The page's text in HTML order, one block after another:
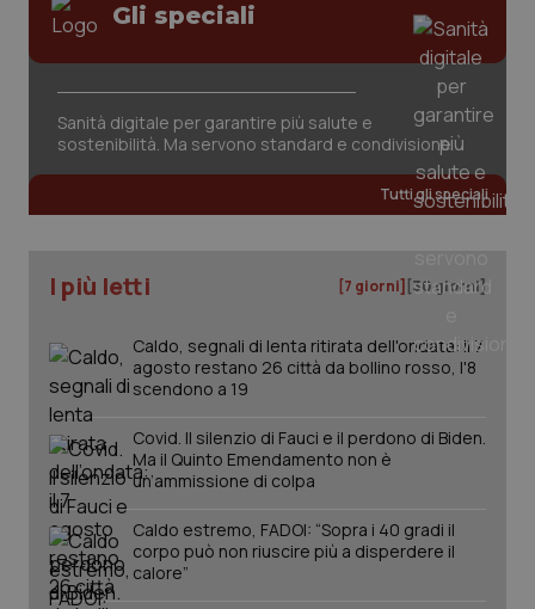
Umbria
Veneto
Oftalmologia
Oncoematologia
Quotidiano Chirurgia
Quotidiano Oncologia
Quotidiano Pediatria
Rene & patologie urogenitali
Gli speciali
Sanità digitale per garantire più salute e
sostenibilità. Ma servono standard e condivisione
Tutti gli speciali
I più letti [7 giorni] [30 giorni]
Caldo, segnali di lenta ritirata dell'ondata: il 7
agosto restano 26 città da bollino rosso, l'8
scendono a 19
Covid. Il silenzio di Fauci e il perdono di Biden.
Ma il Quinto Emendamento non è
un’ammissione di colpa
Caldo estremo, FADOI: “Sopra i 40 gradi il
corpo può non riuscire più a disperdere il
calore”
Necessari Statistici Marketing
I cookie necessari contribuiscono a rendere fruibile il
sito web abilitandone funzionalità di base quali la
Nome
Fornitore/Dominio
.youtube.com